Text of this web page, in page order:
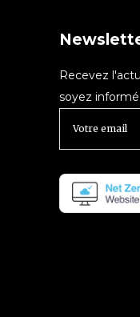
Recevez
soyez